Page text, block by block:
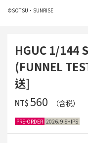
©SOTSU・SUNRISE
HGUC 1/144
(FUNNEL
送]
NT$‌560 （含税）
PRE-ORDER 2026. 9 SHIPS